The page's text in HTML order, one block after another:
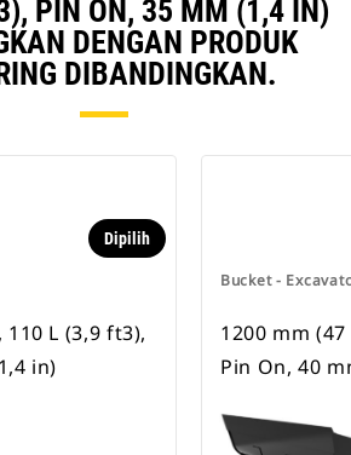
PIN ON, 35 MM (1,4 IN)
DENGAN PRODUK
DIBANDINGKAN.
Dipilih
L (3,9 ft3),
in)
Bucket -
1200 mm
Pin On, 40